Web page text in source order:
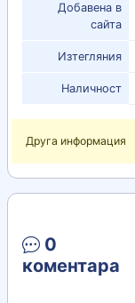
Добавена в
сайта
Изтегляния
Наличност
Друга информация
0
коментара